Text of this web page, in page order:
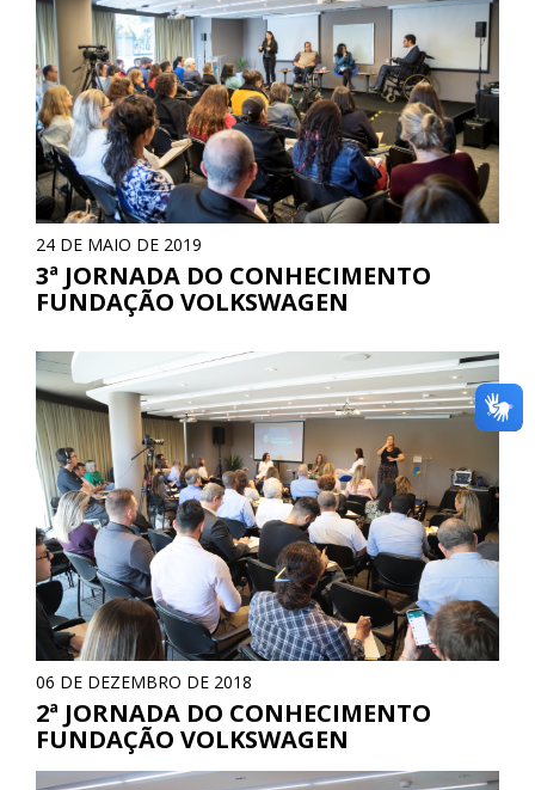
24 DE MAIO DE 2019
3ª JORNADA DO CONHECIMENTO
FUNDAÇÃO VOLKSWAGEN
06 DE DEZEMBRO DE 2018
2ª JORNADA DO CONHECIMENTO
FUNDAÇÃO VOLKSWAGEN